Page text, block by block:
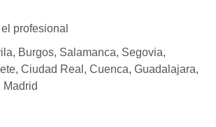
profesional
Burgos, Salamanca, Segovia,
Ciudad Real, Cuenca, Guadalajara,
Madrid